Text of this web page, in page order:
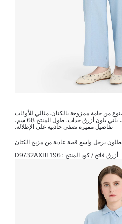
من خامة ممزوجة بالكتان. مثالي للأوقات
اليومية في فصلي الربيع والصيف، يأتي بلون أزرق جذاب. طول المنتج 68 سم،
تفاصيل مميزة تضفي جاذبية على الإطلالة.
برجل واسع قصة عادية من مزيج الكتان
أزرق فاتح / كود المنتج : D9732AXBE196